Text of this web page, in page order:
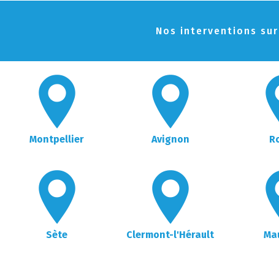
Nos interventions
Montpellier Avignon
Sète Clermont-l'Hérault